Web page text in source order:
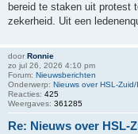
bereid te staken uit protest
zekerheid. Uit een
door Ronnie
zo jul 26, 2026 4:10 pm
Forum: Nieuwsberichten
Onderwerp: Nieuws over HSL-
Reacties: 425
Weergaves: 361285
Re: Nieuws over HSL-